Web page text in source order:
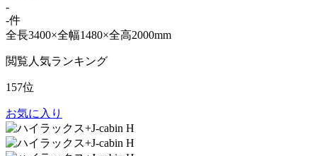
-
-件
全長3400×全幅1480×全高2000mm
閲覧人気ランキング
157位
お気に入り